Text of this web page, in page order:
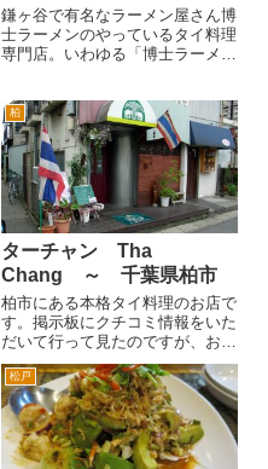
鎌ヶ谷で有名なラーメン屋さん博
士ラーメンのやっているタイ料理
専門店。いわゆる「博士ラーメ
ちらは以前は、「博士ラーメン本
館」となっていたかとおもいま
す。 以前からタイ料理やラーメ
ンを...
柏
ターチャン Tha
Chang ～ 千葉県柏市
柏市にある本格タイ料理のお店で
す。掲示板にクチコミ情報をいた
だいて行って見たのですが、お店
の人がひじょ～に感じがよくて、
フレンドリーでびっくり！ しか
もタイ料理は、本格的でおいしか
ったです。日本のタイ料理のお店
というとどちらかというと日本
人...
松戸